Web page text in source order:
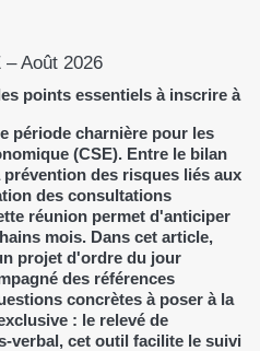
Août 2026
points essentiels à inscrire à
période charnière pour les
(CSE). Entre le bilan
des risques liés aux
des consultations
réunion permet d'anticiper
mois. Dans cet article,
projet d'ordre du jour
des références
concrètes à poser à la
: le relevé de
verbal, cet outil facilite le suivi